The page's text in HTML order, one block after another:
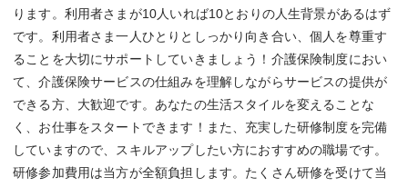
ります。利用者さまが10人いれば10とおりの人生背景があるはず
です。利用者さま一人ひとりとしっかり向き合い、個人を尊重す
ることを大切にサポートしていきましょう！介護保険制度におい
て、介護保険サービスの仕組みを理解しながらサービスの提供が
できる方、大歓迎です。あなたの生活スタイルを変えることな
く、お仕事をスタートできます！また、充実した研修制度を完備
していますので、スキルアップしたい方におすすめの職場です。
研修参加費用は当方が全額負担します。たくさん研修を受けて当